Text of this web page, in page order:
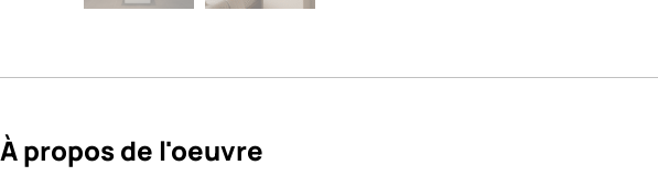
À propos de l'oeuvre